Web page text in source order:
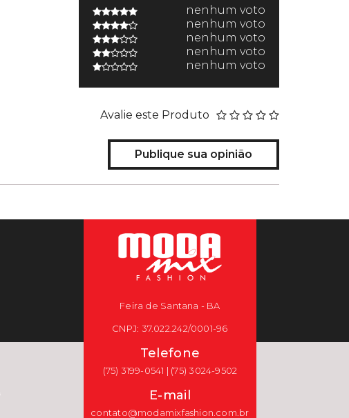
nenhum voto
nenhum voto
nenhum voto
nenhum voto
nenhum voto
Avalie este Produto
Publique sua opinião
Feira de Santana - BA
CNPJ: 37.022.242/0001-96
Telefone
(75) 3199-0541 | (75) 3024-9502
E-mail
contato@modamixfashion.com.br